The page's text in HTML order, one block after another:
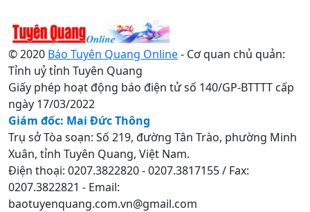
© 2020 Báo Tuyên Quang Online- Cơ quan chủ quản:
Tỉnh uỷ tỉnh Tuyên Quang
Giấy phép hoạt động báo điện tử số 140/GP-BTTTT cấp
ngày 17/03/2022
Giám đốc: Mai Đức Thông
Trụ sở Tòa soạn: Số 219, đường Tân Trào, phường Minh
Xuân, tỉnh Tuyên Quang, Việt Nam.
Điện thoại: 0207.3822820 - 0207.3817155 / Fax:
0207.3822821 - Email:
baotuyenquang.com.vn@gmail.com